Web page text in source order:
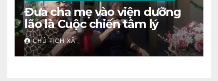
Đưa cha mẹ vào viện dưỡng
lão là Cuộc chiến tâm lý
CHỦ TỊCH XÃ